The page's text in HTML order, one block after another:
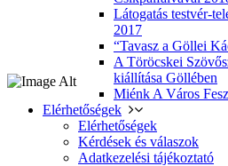
Látogatás testvér-
2017
“Tavasz a Göllei
A Töröcskei
kiállítása Göllében
Miénk A Város
Elérhetőségek
Elérhetőségek
Kérdések és válaszok
Adatkezelési tájékoztató